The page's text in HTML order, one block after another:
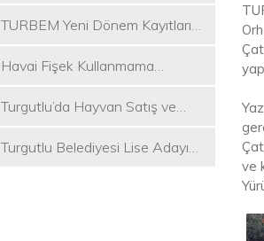
Düzenledi
TURBEM Yeni Dönem Kayıtları
Havai Fişek Kullanmama
Akın Oldu
Turgutlu’da Hayvan Satış ve
Turgutlu Belediyesi Lise Adayı
ve